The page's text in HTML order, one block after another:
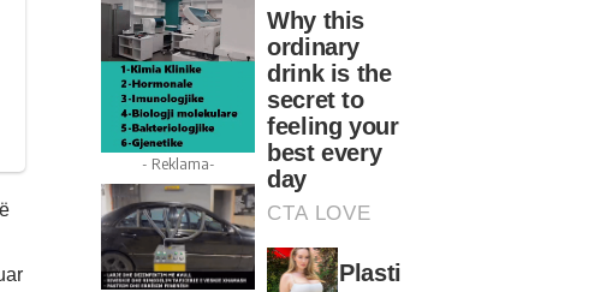
- Reklama-